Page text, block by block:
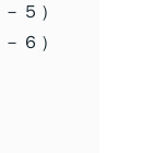
５）
６）